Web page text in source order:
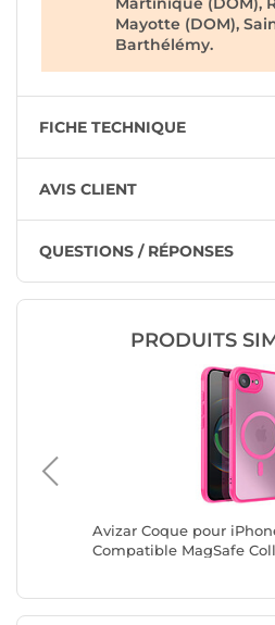
Mayotte (DOM),
Barthélémy.
FICHE TECHNIQUE
AVIS CLIENT
QUESTIONS / RÉPONSES
PRODUITS
Avizar Coque pour
Compatible MagSafe